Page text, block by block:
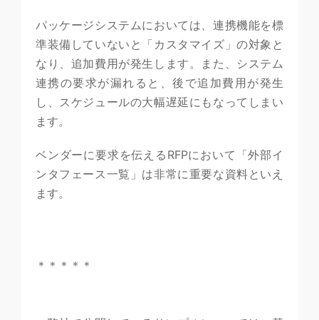
パッケージシステムにおいては、連携機能を標
準装備していないと「カスタマイズ」の対象と
なり、追加費用が発生します。また、システム
連携の要求が漏れると、後で追加費用が発生
し、スケジュールの大幅遅延にもなってしまい
ます。
ベンダーに要求を伝えるRFPにおいて「外部イ
ンタフェース一覧」は非常に重要な資料といえ
ます。
＊＊＊＊＊